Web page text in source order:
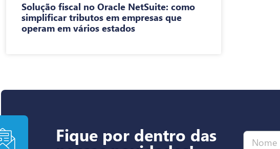
Solução fiscal no Oracle NetSuite: como
simplificar tributos em empresas que
operam em vários estados
Fique por dentro das